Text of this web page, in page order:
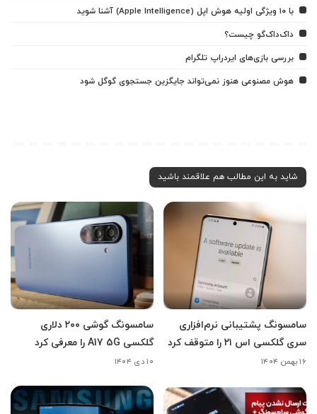
با ۱۰ ویژگی اولیه هوش اپل (Apple Intelligence) آشنا شوید
داک‌داک‌گو چیست؟
بررسی بازی‌های ایردراپ تلگرام
هوش مصنوعی هنوز نمی‌تواند جایگزین جستجوی گوگل شود
شاید به این مطالب هم علاقمند باشید
سامسونگ پشتیبانی نرم‌افزاری
سری گلکسی اس ۲۱ را متوقف کرد
۱۶ بهمن ۱۴۰۴
سامسونگ گوشی ۲۰۰ دلاری
گلکسی A17 5G را معرفی کرد
۱۰ دی ۱۴۰۴